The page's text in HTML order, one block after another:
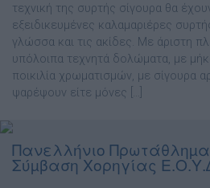
τεχνική της συρτής σίγουρα θα
εξειδικευμένες καλαμαριέρες
γλώσσα και τις ακίδες. Με άριστη
υπόλοιπα τεχνητά δολώματα, με
ποικιλία χρωματισμών, με σίγουρα
ψαρέψουν είτε μόνες […]
Πανελλήνιο Πρωτάθληµα
Σύµβαση Χορηγίας